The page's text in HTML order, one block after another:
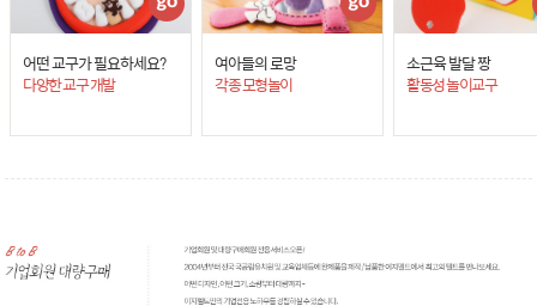
어떤 교구가 필요하세요?
다양한 교구 개발
여아들의 로망
각종 모형놀이
소근육 발달 짱
활동성 놀이교구